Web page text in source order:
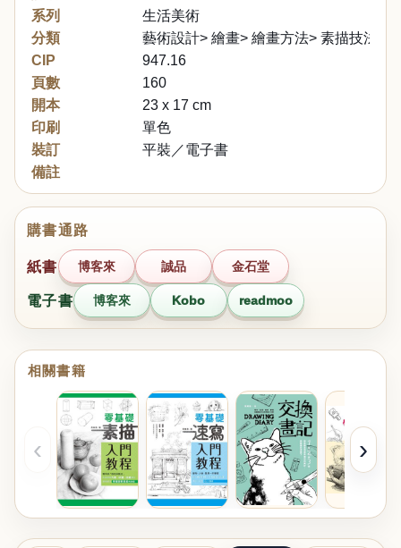
系列
生活美術
分類
藝術設計> 繪畫> 繪畫方法> 素描技法
CIP
947.16
頁數
160
開本
23 x 17 cm
印刷
單色
裝訂
平裝／電子書
備註
購書通路
紙書 博客來 誠品 金石堂
電子書 博客來 Kobo readmoo
相關書籍
‹ ›